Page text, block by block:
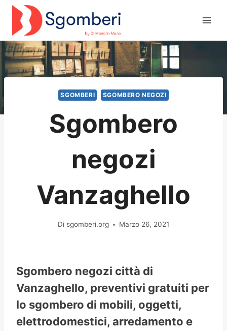
Salta
contenuto
SGOMBERI SGOMBERO NEGOZI
Sgombero
negozi
Vanzaghello
Di sgomberi.org Marzo 26, 2021
Sgombero negozi città di
Vanzaghello, preventivi gratuiti per
lo sgombero di mobili, oggetti,
elettrodomestici, arredamento e